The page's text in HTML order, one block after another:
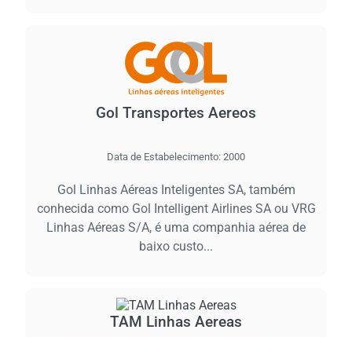
Gol Transportes Aereos
Data de Estabelecimento: 2000
Gol Linhas Aéreas Inteligentes SA, também
conhecida como Gol Intelligent Airlines SA ou VRG
Linhas Aéreas S/A, é uma companhia aérea de
baixo custo...
TAM Linhas Aereas